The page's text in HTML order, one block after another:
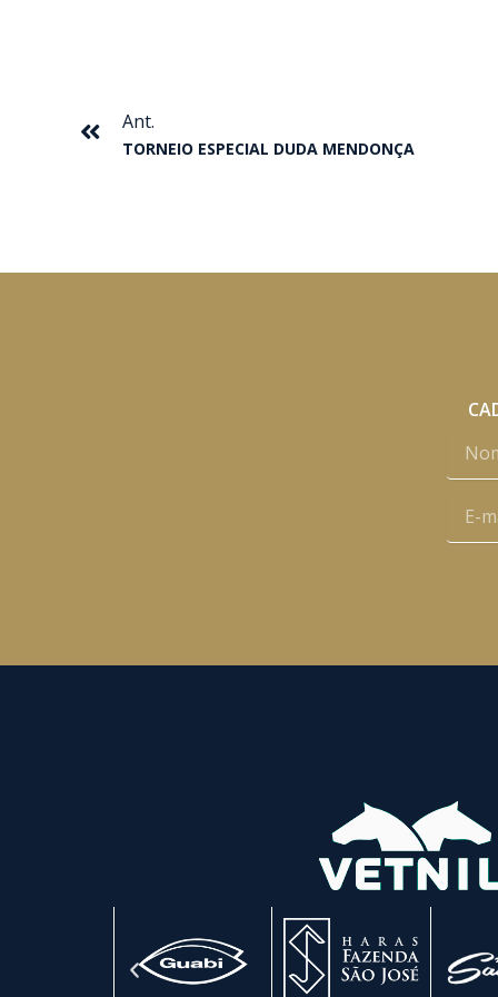
Ant.
TORNEIO ESPECIAL DUDA MENDONÇA
mail